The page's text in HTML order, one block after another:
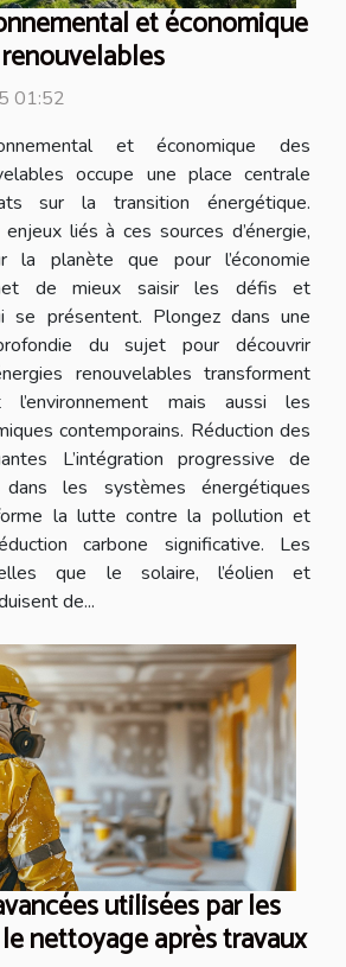
et économique
01:52
et économique des
occupe une place centrale
sur la transition énergétique.
liés à ces sources d’énergie,
la planète que pour l’économie
de mieux saisir les défis et
se présentent. Plongez dans une
du sujet pour découvrir
renouvelables transforment
l’environnement mais aussi les
contemporains. Réduction des
L’intégration progressive de
dans les systèmes énergétiques
la lutte contre la pollution et
carbone significative. Les
que le solaire, l’éolien et
de...
utilisées par les
nettoyage après travaux